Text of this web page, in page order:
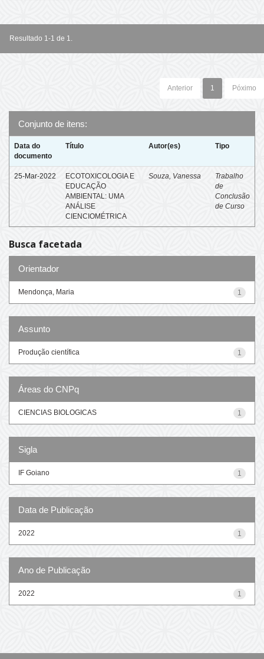
Resultado 1-1 de 1.
Anterior 1 Póximo
Conjunto de itens:
Data do
documento
Título Autor(es) Tipo
25-Mar-2022
ECOTOXICOLOGIA E
EDUCAÇÃO
AMBIENTAL: UMA
ANÁLISE
CIENCIOMÉTRICA
Souza, Vanessa
Trabalho
de
Conclusão
de Curso
Busca facetada
Orientador
1
Mendonça, Maria
Assunto
1
Produção científica
Áreas do CNPq
1
CIENCIAS BIOLOGICAS
Sigla
1
IF Goiano
Data de Publicação
1
2022
Ano de Publicação
1
2022